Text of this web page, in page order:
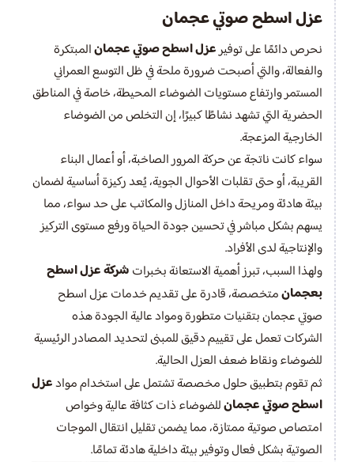
عزل اسطح صوتي عجمان
نحرص دائمًا على توفيرعزل اسطح صوتي عجمانالمبتكرة
والفعالة، والتي أصبحت ضرورة ملحة في ظل التوسع العمراني
المستمر وارتفاع مستويات الضوضاء المحيطة، خاصة في المناطق
الحضرية التي تشهد نشاطًا كبيرًا، إن التخلص من الضوضاء
الخارجية المزعجة.
سواء كانت ناتجة عن حركة المرور الصاخبة، أو أعمال البناء
القريبة، أو حتى تقلبات الأحوال الجوية، يُعد ركيزة أساسية لضمان
بيئة هادئة ومريحة داخل المنازل والمكاتب على حد سواء، مما
يسهم بشكل مباشر في تحسين جودة الحياة ورفع مستوى التركيز
والإنتاجية لدى الأفراد.
ولهذا السبب، تبرز أهمية الاستعانة بخبراتشركة عزل اسطح
بعجمانمتخصصة، قادرة على تقديم خدمات عزل اسطح
صوتي عجمان بتقنيات متطورة ومواد عالية الجودة هذه
الشركات تعمل على تقييم دقيق للمبنى لتحديد المصادر الرئيسية
للضوضاء ونقاط ضعف العزل الحالية.
ثم تقوم بتطبيق حلول مخصصة تشتمل على استخدام موادعزل
اسطح صوتي عجمانللضوضاء ذات كثافة عالية وخواص
امتصاص صوتية ممتازة، مما يضمن تقليل انتقال الموجات
الصوتية بشكل فعال وتوفير بيئة داخلية هادئة تمامًا.